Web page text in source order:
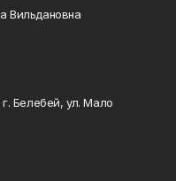
Вильдановна
Белебей, ул. Мало